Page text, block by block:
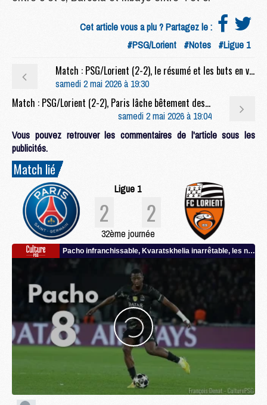
Cet article vous a plu ? Partagez le :
#PSG/Lorient #Notes #Ligue 1
Match : PSG/Lorient (2-2), le résumé et les buts en video
samedi 2 mai 2026 à 19:30
Match : PSG/Lorient (2-2), Paris lâche bêtement des points
samedi 2 mai 2026 à 19:04
Vous pouvez retrouver les commentaires de l'article sous les
publicités.
Match lié
Ligue 1
2 2
32ème journée